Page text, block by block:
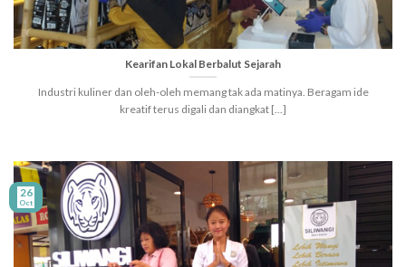
Kearifan Lokal Berbalut Sejarah
Industri kuliner dan oleh-oleh memang tak ada matinya. Beragam ide
kreatif terus digali dan diangkat [...]
26
Oct